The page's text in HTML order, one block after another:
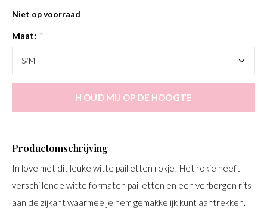
Niet op voorraad
Maat: *
H OUD MIJ OP DE HOOGTE
Productomschrijving
In love met dit leuke witte pailletten rokje! Het rokje heeft
verschillende witte formaten pailletten en een verborgen rits
aan de zijkant waarmee je hem gemakkelijk kunt aantrekken.